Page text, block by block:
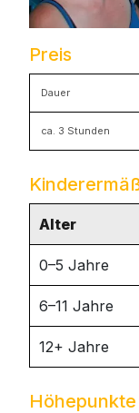
Preis
Dauer
ca. 3 Stunden
Alter
0–5 Jahre
6–11 Jahre
12+ Jahre
Höhepunkte